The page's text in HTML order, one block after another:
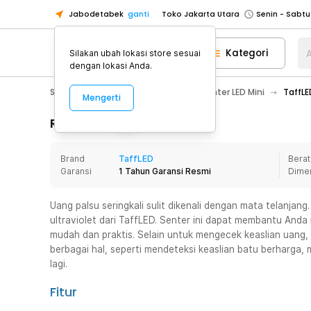
Jabodetabek ganti Toko Jakarta Utara
Toko Tangerang
Toko Cikupa
Pick n Go Jakarta Barat
Senin -
Pick n Go Bekasi
Senin - Jumat
Senin - Jumat
Senin -
Senin -
Toko Tangerang
Toko Cikupa
Pick n Go Jakarta Barat
Senin -
Kategori
Sport & Outdoor Senter LED Mini
Rincian Produk
Brand
TaffLED
Garansi
1 Tahun Garansi Resmi
Uang palsu seringkali sulit dikenali dengan mata
ultraviolet dari TaffLED. Senter ini dapat membantu
mudah dan praktis. Selain untuk mengecek keaslian
berbagai hal, seperti mendeteksi keaslian batu berharga,
lagi.
Fitur
Silakan ubah lokasi store sesuai
dengan lokasi Anda.
Mengerti